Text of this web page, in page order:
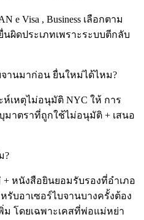
e Visa , Business เลือกตาม
ผิดประเภทเพราะระบบตีกลับ
านมาก่อน ยื่นใหม่ได้ไหม?
เหตุไม่อนุมัติ NYC ให้ การ
บุมาตราที่ถูกใช้ไม่อนุมัติ + เสนอ
?
หนังสือยินยอมรับรองที่อำเภอ
รับอาเซอร์ไบจานบางครั้งต้อง
ม โดยเฉพาะเคสที่พ่อแม่หย่า